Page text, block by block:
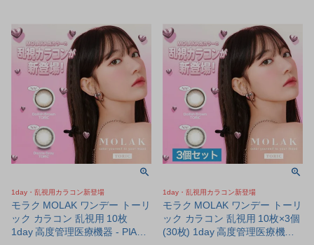
1day・乱視用カラコン新登場
モラク MOLAK ワンデー トーリ
ック カラコン 乱視用 10枚
1day 高度管理医療機器 - PIA
1day・乱視用カラコン新登場
モラク MOLAK ワンデー トーリ
ック カラコン 乱視用 10枚×3個
(30枚) 1day 高度管理医療機器 -